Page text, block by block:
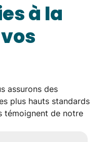
à la
assurons des
plus hauts standards
témoignent de notre